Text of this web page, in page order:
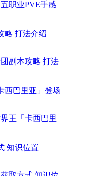
略 打法介绍
西巴里亚」登场
知识位置